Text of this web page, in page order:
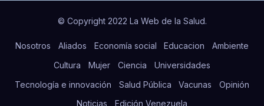
© Copyright 2022 La Web de la Salud.
Nosotros Aliados Economía social Educacion
Ambiente
Cultura
Mujer Ciencia
Universidades
Tecnología e innovación
Salud Pública Vacunas
Opinión
Noticias
Edición Venezuela